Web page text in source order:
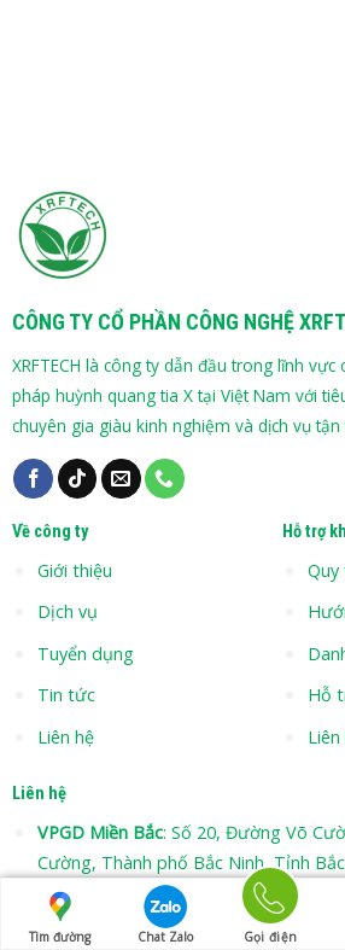
CÔNG TY CỔ PHẦN CÔNG NGHỆ
XRFTECH là công ty dẫn đầu trong lĩnh vực
pháp huỳnh quang tia X tại Việt Nam với
chuyên gia giàu kinh nghiệm và dịch vụ tận
Về công ty
Giới thiệu
Dịch vụ
Tuyển dụng
Tin tức
Liên hệ
Hỗ trợ
Quy
Hỗ
Liên
Liên hệ
VPGD Miền Bắc: Số 20, Đường Võ
Cường, Thành phố Bắc Ninh, Tỉnh
VPGD Miền Nam: Số 25/21 đường
TP. Thủ Đức, Hồ Chí Minh
Tìm đường Chat Zalo Gọi điện